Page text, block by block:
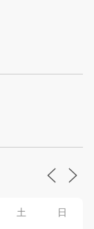
土 日